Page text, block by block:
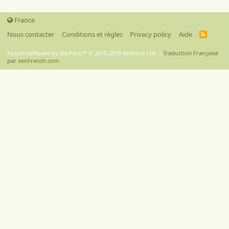
France
Nous contacter
Conditions et règles Privacy policy Aide
R
Forum software by XenForo™ © 2010-2018 XenForo Ltd. | Traduction Française
par xenFrench.com.